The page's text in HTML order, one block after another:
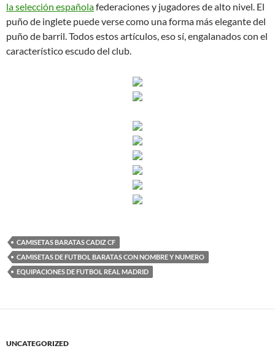
la selección españolafederaciones y jugadores de alto nivel. El
puño de inglete puede verse como una forma más elegante del
puño de barril. Todos estos artículos, eso sí, engalanados con el
característico escudo del club.
CAMISETAS BARATAS CADIZ CF
CAMISETAS DE FUTBOL BARATAS CON NOMBRE Y NUMERO
EQUIPACIONES DE FUTBOL REAL MADRID
UNCATEGORIZED